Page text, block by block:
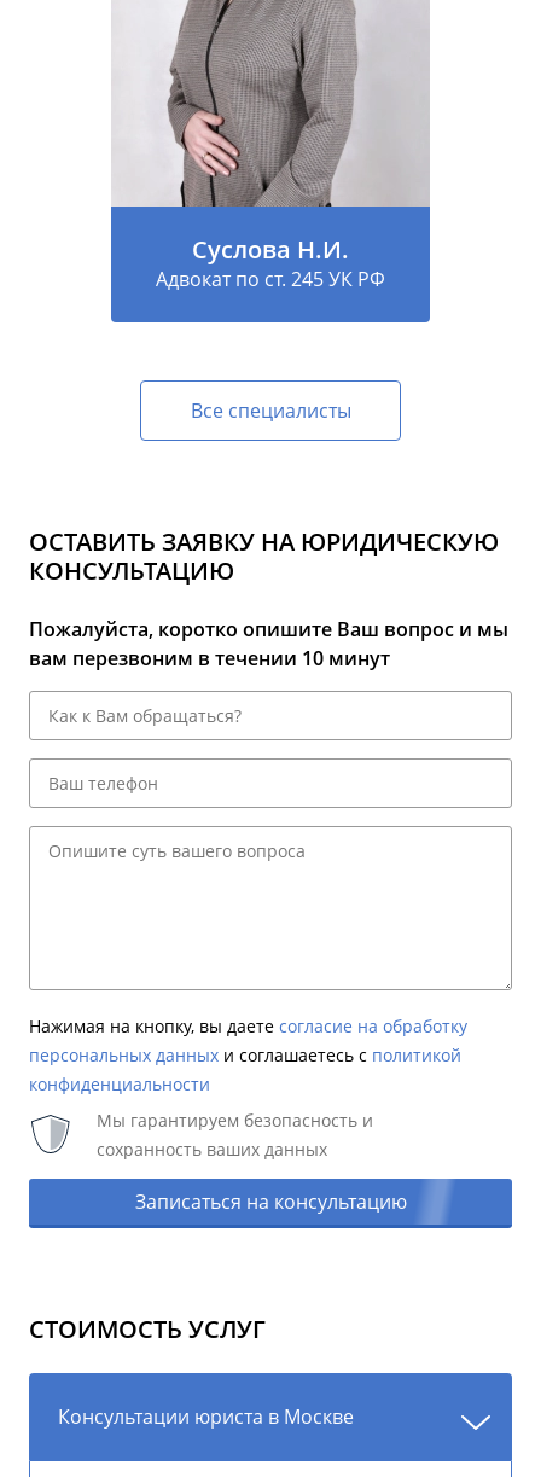
Суслова Н.И.
Адвокат по ст. 245 УК РФ
Все специалисты
ОСТАВИТЬ ЗАЯВКУ НА ЮРИДИЧЕСКУЮ
КОНСУЛЬТАЦИЮ
Пожалуйста, коротко опишите Ваш вопрос и мы
вам перезвоним в течении 10 минут
Нажимая на кнопку, вы даете согласие на обработку
персональных данных и соглашаетесь c политикой
конфиденциальности
Мы гарантируем безопасность и
сохранность ваших данных
Записаться на консультацию
СТОИМОСТЬ УСЛУГ
Консультации юриста в Москве